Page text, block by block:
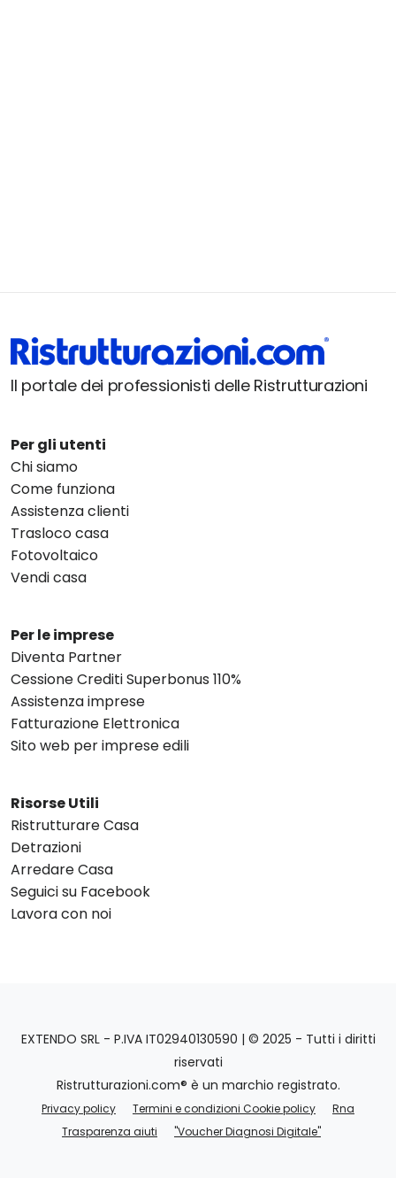
Il portale dei professionisti delle Ristrutturazioni
Per gli utenti
Chi siamo
Come funziona
Assistenza clienti
Trasloco casa
Fotovoltaico
Vendi casa
Per le imprese
Diventa Partner
Cessione Crediti Superbonus 110%
Assistenza imprese
Fatturazione Elettronica
Sito web per imprese edili
Risorse Utili
Ristrutturare Casa
Detrazioni
Arredare Casa
Seguici su Facebook
Lavora con noi
EXTENDO SRL - P.IVA IT02940130590 | © 2025 - Tutti i diritti
riservati
Ristrutturazioni.com® è un marchio registrato.
Privacy policy Termini e condizioni Cookie policy
Rna
Trasparenza aiuti
"Voucher Diagnosi Digitale"